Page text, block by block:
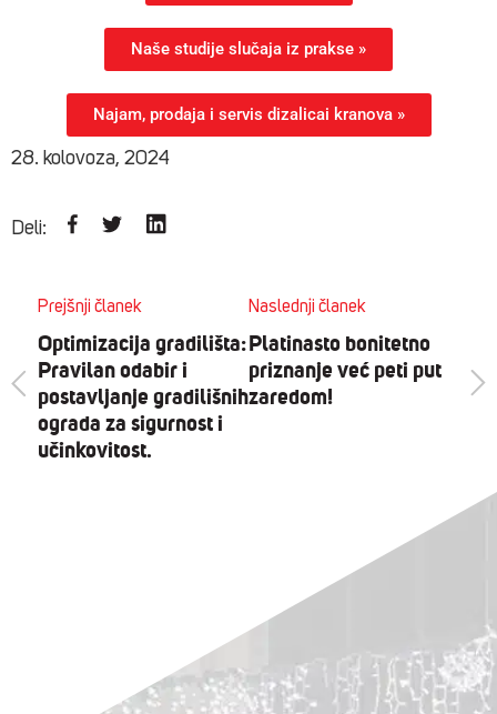
Naše studije slučaja iz prakse »
Najam, prodaja i servis dizalicai kranova »
28. kolovoza, 2024
Deli:
Prejšnji članek
Optimizacija gradilišta:
Pravilan odabir i
postavljanje gradilišnih
ograda za sigurnost i
učinkovitost.
Naslednji članek
Platinasto bonitetno
priznanje već peti put
zaredom!